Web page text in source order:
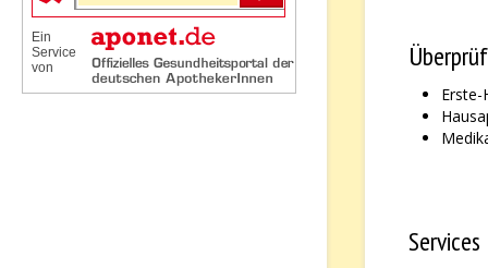
Ein
Service
von